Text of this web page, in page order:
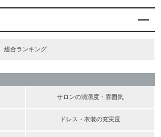
総合ランキング
サロンの清潔度・雰囲気
ドレス・衣装の充実度